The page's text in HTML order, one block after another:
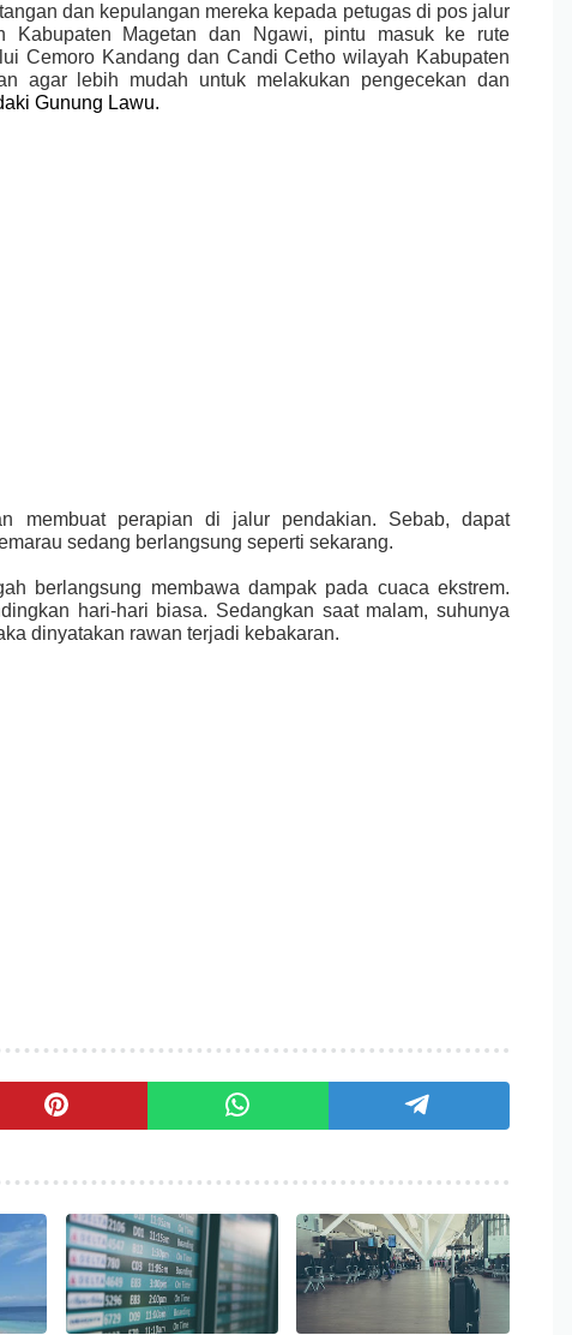
dan kepulangan mereka kepada petugas di pos jalur
Kabupaten Magetan dan Ngawi, pintu masuk ke rute
Cemoro Kandang dan Candi Cetho wilayah Kabupaten
agar lebih mudah untuk melakukan pengecekan dan
Gunung Lawu.
membuat perapian di jalur pendakian. Sebab, dapat
sedang berlangsung seperti sekarang.
berlangsung membawa dampak pada cuaca ekstrem.
hari-hari biasa. Sedangkan saat malam, suhunya
dinyatakan rawan terjadi kebakaran.